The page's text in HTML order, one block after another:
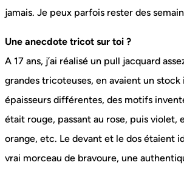
jamais. Je peux parfois rester des
Une anecdote tricot sur toi ?
A 17 ans, j’ai réalisé un pull jacquard
grandes tricoteuses, en avaient un
épaisseurs différentes, des motifs
était rouge, passant au rose, puis violet,
orange, etc. Le devant et le dos étaient
vrai morceau de bravoure, une